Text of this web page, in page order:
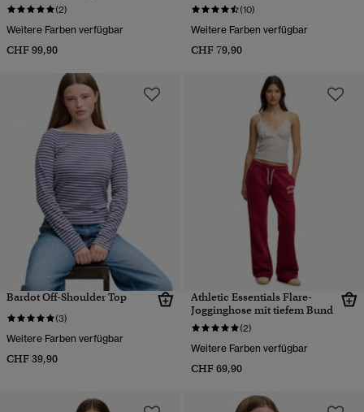
(2)
Weitere Farben verfügbar
CHF 99,90
(10)
Weitere Farben verfügbar
CHF 79,90
Bardot Off-Shoulder Top
(3)
Weitere Farben verfügbar
CHF 39,90
Athletic Essentials Flare-
Jogginghose mit tiefem Bund
(2)
Weitere Farben verfügbar
CHF 69,90